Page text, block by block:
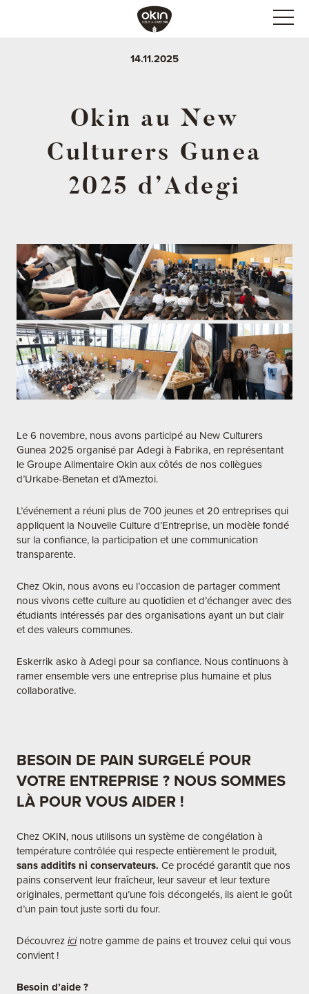
14.11.2025
Okin au New
Culturers Gunea
2025 d’Adegi
Le 6 novembre, nous avons participé au New Culturers
Gunea 2025 organisé par Adegi à Fabrika, en représentant
le Groupe Alimentaire Okin aux côtés de nos collègues
d’Urkabe-Benetan et d’Ameztoi.
L’événement a réuni plus de 700 jeunes et 20 entreprises qui
appliquent la Nouvelle Culture d’Entreprise, un modèle fondé
sur la confiance, la participation et une communication
transparente.
Chez Okin, nous avons eu l’occasion de partager comment
nous vivons cette culture au quotidien et d’échanger avec des
étudiants intéressés par des organisations ayant un but clair
et des valeurs communes.
Eskerrik asko à Adegi pour sa confiance. Nous continuons à
ramer ensemble vers une entreprise plus humaine et plus
collaborative.
BESOIN DE PAIN SURGELÉ POUR
VOTRE ENTREPRISE ? NOUS SOMMES
LÀ POUR VOUS AIDER !
Chez OKIN, nous utilisons un système de congélation à
température contrôlée qui respecte entièrement le produit,
sans additifs ni conservateurs. Ce procédé garantit que nos
pains conservent leur fraîcheur, leur saveur et leur texture
originales, permettant qu’une fois décongelés, ils aient le goût
d’un pain tout juste sorti du four.​
Découvrez icinotre gamme de pains et trouvez celui qui vous
convient !
Besoin d’aide ?